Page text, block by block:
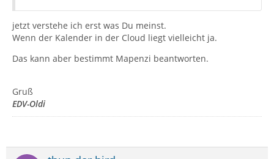
jetzt verstehe ich erst was Du meinst.
Wenn der Kalender in der Cloud liegt vielleicht ja.
Das kann aber bestimmt Mapenzi beantworten.
Gruß
EDV-Oldi